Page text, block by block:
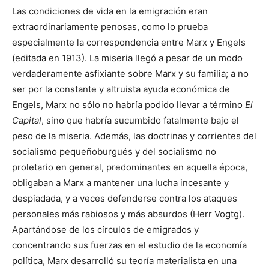
Las condiciones de vida en la emigración eran
extraordinariamente penosas, como lo prueba
especialmente la correspondencia entre Marx y Engels
(editada en 1913). La miseria llegó a pesar de un modo
verdaderamente asfixiante sobre Marx y su familia; a no
ser por la constante y altruista ayuda económica de
Engels, Marx no sólo no habría podido llevar a término El
Capital, sino que habría sucumbido fatalmente bajo el
peso de la miseria. Además, las doctrinas y corrientes del
socialismo pequeñoburgués y del socialismo no
proletario en general, predominantes en aquella época,
obligaban a Marx a mantener una lucha incesante y
despiadada, y a veces defenderse contra los ataques
personales más rabiosos y más absurdos (Herr Vogtg).
Apartándose de los círculos de emigrados y
concentrando sus fuerzas en el estudio de la economía
política, Marx desarrolló su teoría materialista en una